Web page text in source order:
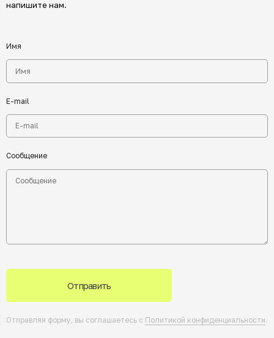
напишите нам.
Имя
E-mail
Сообщение
Отправить
Отправляя форму, вы соглашаетесь с Политикой конфиденциальности.